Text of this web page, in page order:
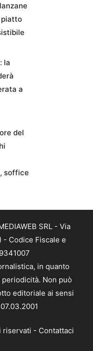
piatto
la
a
del
soffice
SRL - Via
- Codice Fiscale e
in quanto
Non può
editoriale ai sensi
riservati - Contattaci